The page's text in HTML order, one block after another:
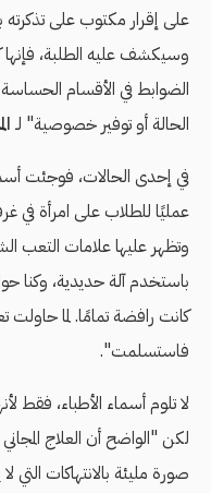
على إقرار مكتوب على تذكرته
وسيكشف عليه الطلبة،
الضوابط في الأقسام
الحالة أو توفير خصوصية" لـ
في إحدى الحالات، فوجئت
عمليًا للطلاب على امرأة في
وتظهر عليها علامات التعب
كانت رافضة تمامًا. لما
فاستسلمت".
لا تلوم أسماء الأطباء، فقط
لكن "الواضح أن العلاج
صورة مليئة بالانتهاكات التي